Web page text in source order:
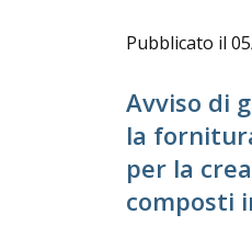
Pubblicato il
Avviso di
la
per la
composti